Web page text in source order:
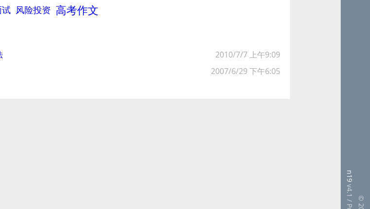
风险投资 高考作文
2010/7/7 上午9:09
2007/6/29 下午6:05
n19